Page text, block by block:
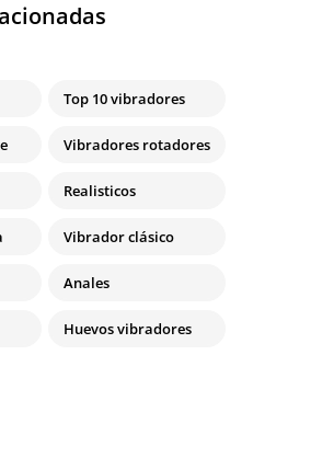
Top 10 vibradores
Vibradores rotadores
Realisticos
Vibrador clásico
Anales
Huevos vibradores